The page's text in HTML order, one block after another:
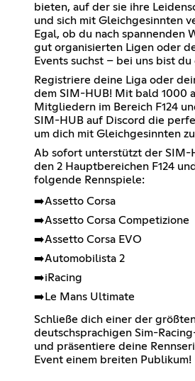
bieten, auf der sie ihre
und sich mit Gleichgesinnten
Egal, ob du nach spannenden
gut organisierten Ligen oder
Events suchst – bei uns bist
Registriere deine Liga oder
dem SIM-HUB! Mit bald 1000
Mitgliedern im Bereich F124
SIM-HUB auf Discord die
um dich mit Gleichgesinnten
Ab sofort unterstützt der SIM-
den 2 Hauptbereichen F124
folgende Rennspiele:
➡️Assetto Corsa
➡️Assetto Corsa Competizione
➡️Assetto Corsa EVO
➡️Automobilista 2
➡️iRacing
➡️Le Mans Ultimate
Schließe dich einer der
deutschsprachigen Sim-
und präsentiere deine
Event einem breiten Publikum!